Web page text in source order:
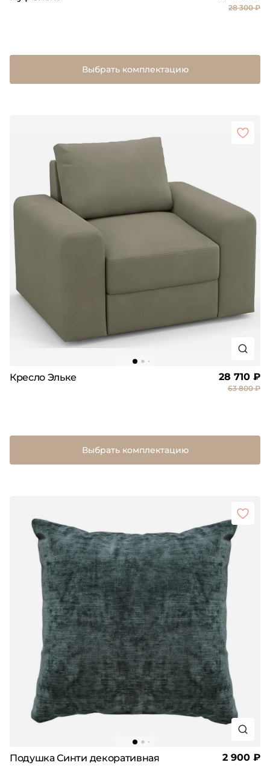
28 300 ₽
Выбрать комплектацию
Кресло Эльке 28 710 ₽
63 800 ₽
Выбрать комплектацию
Подушка Синти декоративная 2 900 ₽